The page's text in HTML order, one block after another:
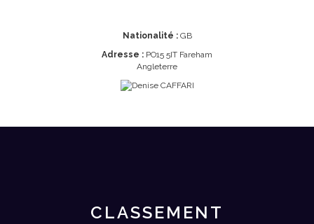
Nationalité :GB
Adresse : PO15 5IT Fareham
Angleterre
CLASSEMENT